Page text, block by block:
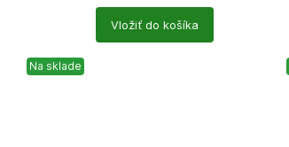
Vložiť do košíka
Na sklade